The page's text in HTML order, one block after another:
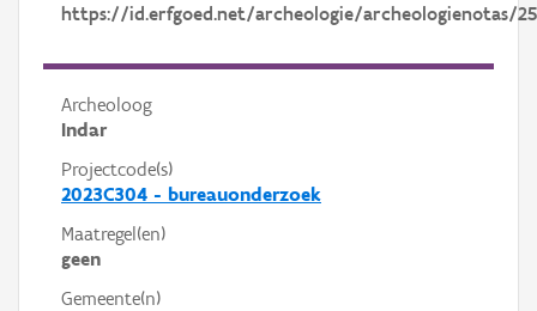
https://id.erfgoed.net/archeologie/archeologienotas/
Archeoloog
Indar
Projectcode(s)
2023C304 - bureauonderzoek
Maatregel(en)
geen
Gemeente(n)